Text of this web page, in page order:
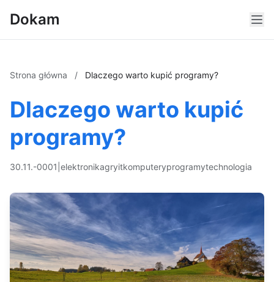
Dokam
Strona główna / Dlaczego warto kupić programy?
Dlaczego warto kupić
programy?
30.11.-0001 elektronikagryitkomputeryprogramytechnologia